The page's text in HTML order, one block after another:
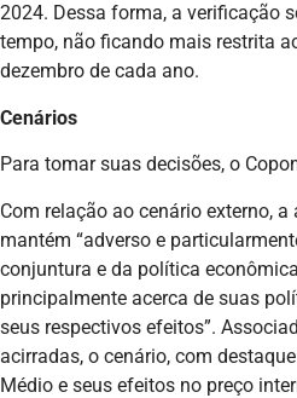
2024. Dessa forma, a verificação
tempo, não ficando mais restrita
dezembro de cada ano.
Cenários
Para tomar suas decisões, o
Com relação ao cenário externo,
mantém “adverso e
conjuntura e da política
principalmente acerca de suas
seus respectivos efeitos”.
acirradas, o cenário, com
Médio e seus efeitos no preço